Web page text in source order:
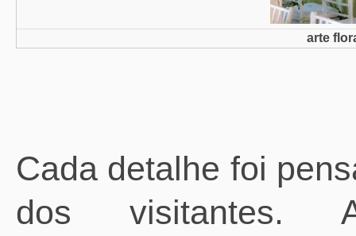
arte
Cada detalhe foi
dos visitantes.